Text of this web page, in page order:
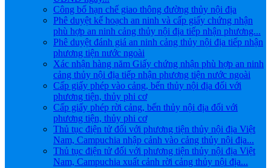
Công bố hạn chế giao thông đường thủy nội địa
Phê duyệt kế hoạch an ninh và cấp giấy chứng nhận
phù hợp an ninh cảng thủy nội địa tiếp nhận phương...
Phê duyệt đánh giá an ninh cảng thủy nội địa tiếp nhận
phương tiện nước ngoài
Xác nhận hàng năm Giấy chứng nhận phù hợp an ninh
cảng thủy nội địa tiếp nhận phương tiện nước ngoài
Cấp giấy phép vào cảng, bến thủy nội địa đối với
phương tiện, thủy phi cơ
Cấp giấy phép rời cảng, bến thủy nội địa đối với
phương tiện, thủy phi cơ
Thủ tục điện tử đối với phương tiện thủy nội địa Việt
Nam, Campuchia nhập cảnh vào cảng thủy nội địa...
Thủ tục điện tử đối với phương tiện thủy nội địa Việt
Nam, Campuchia xuất cảnh rời cảng thủy nội địa...